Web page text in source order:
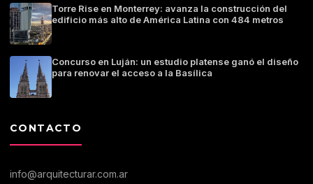
Torre Rise en Monterrey: avanza la construcción del
edificio más alto de América Latina con 484 metros
Concurso en Luján: un estudio platense ganó el diseño
para renovar el acceso a la Basílica
CONTACTO
info@arquitecturar.com.ar